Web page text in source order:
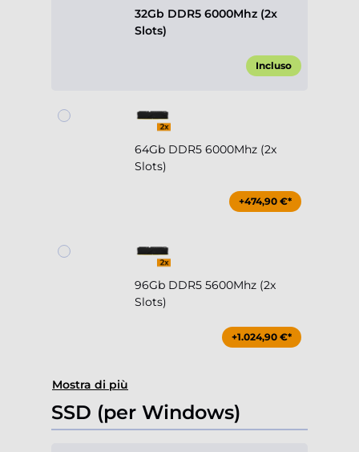
32Gb DDR5 6000Mhz (2x
Slots)
Incluso
64Gb DDR5 6000Mhz (2x
Slots)
+474,90 €*
96Gb DDR5 5600Mhz (2x
Slots)
+1.024,90 €*
Mostra di più
SSD (per Windows)